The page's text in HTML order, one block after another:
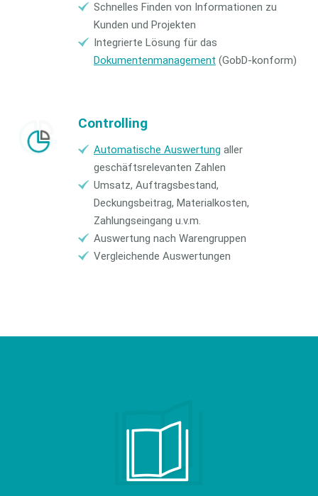
Schnelles Finden von Informationen zu
Kunden und Projekten
Integrierte Lösung für das
Dokumentenmanagement (GobD-konform)
Controlling
Automatische Auswertung aller
geschäftsrelevanten Zahlen
Umsatz, Auftragsbestand,
Deckungsbeitrag, Materialkosten,
Zahlungseingang u.v.m.
Auswertung nach Warengruppen
Vergleichende Auswertungen